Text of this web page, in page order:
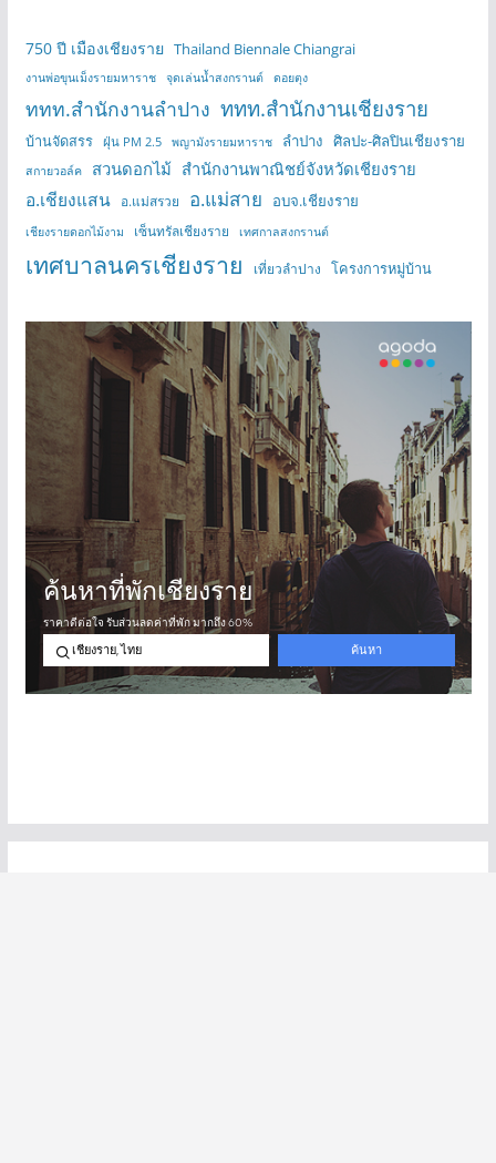
750 ปี เมืองเชียงราย Thailand Biennale Chiangrai
งานพ่อขุนเม็งรายมหาราช จุดเล่นน้ำสงกรานต์ ดอยตุง
ททท.สำนักงานลำปาง ททท.สำนักงานเชียงราย
บ้านจัดสรร ฝุ่น PM 2.5 พญามังรายมหาราช ลำปาง ศิลปะ-ศิลปินเชียงราย
สกายวอล์ค สวนดอกไม้ สำนักงานพาณิชย์จังหวัดเชียงราย
อ.เชียงแสน อ.แม่สรวย อ.แม่สาย อบจ.เชียงราย
เชียงรายดอกไม้งาม เซ็นทรัลเชียงราย เทศกาลสงกรานต์
เทศบาลนครเชียงราย เที่ยวลำปาง โครงการหมู่บ้าน